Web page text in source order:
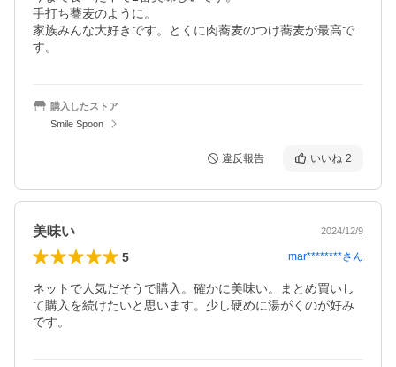
手打ち蕎麦のように。
家族みんな大好きです。とくに肉蕎麦のつけ蕎麦が最高で
す。
購入したストア
Smile Spoon
違反報告 いいね 2
美味い 2024/12/9
5 mar********さん
ネットで人気だそうで購入。確かに美味い。まとめ買いし
て購入を続けたいと思います。少し硬めに湯がくのが好み
です。